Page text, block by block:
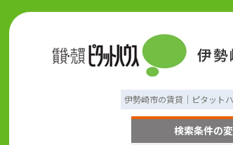
伊勢崎市の賃貸｜ピタット
検索条件の